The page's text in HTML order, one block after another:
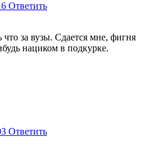
Ответить
что за вузы. Сдается мне, фигня
нациком в подкурке.
Ответить